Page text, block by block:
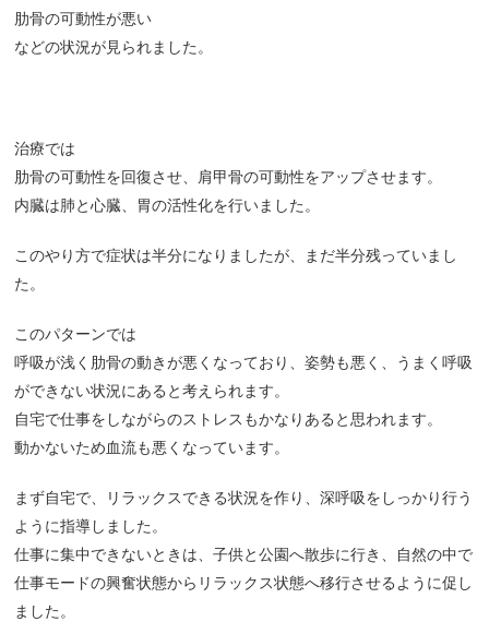
肋骨の可動性が悪い
などの状況が見られました。
治療では
肋骨の可動性を回復させ、肩甲骨の可動性をアップさせます。
内臓は肺と心臓、胃の活性化を行いました。
このやり方で症状は半分になりましたが、まだ半分残っていまし
た。
このパターンでは
呼吸が浅く肋骨の動きが悪くなっており、姿勢も悪く、うまく呼吸
ができない状況にあると考えられます。
自宅で仕事をしながらのストレスもかなりあると思われます。
動かないため血流も悪くなっています。
まず自宅で、リラックスできる状況を作り、深呼吸をしっかり行う
ように指導しました。
仕事に集中できないときは、子供と公園へ散歩に行き、自然の中で
仕事モードの興奮状態からリラックス状態へ移行させるように促し
ました。